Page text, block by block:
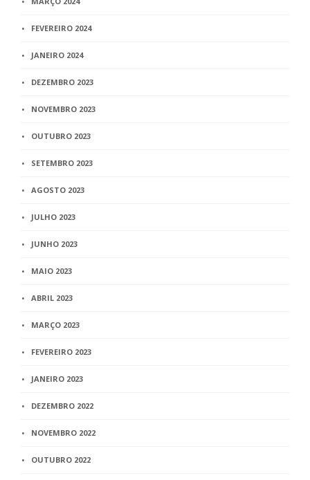
FEVEREIRO 2024
JANEIRO 2024
DEZEMBRO 2023
NOVEMBRO 2023
OUTUBRO 2023
SETEMBRO 2023
AGOSTO 2023
JULHO 2023
JUNHO 2023
MAIO 2023
ABRIL 2023
MARÇO 2023
FEVEREIRO 2023
JANEIRO 2023
DEZEMBRO 2022
NOVEMBRO 2022
OUTUBRO 2022